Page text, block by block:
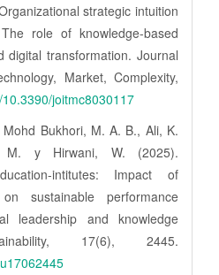
strategic intuition
role of knowledge-based
digital transformation. Journal
Market, Complexity,
joitmc8030117
Bukhori, M. A. B., Ali, K.
y Hirwani, W. (2025).
intitutes: Impact of
sustainable performance
leadership and knowledge
17(6), 2445.